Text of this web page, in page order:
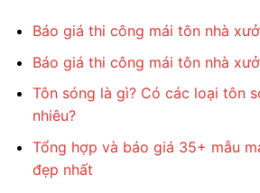
Báo giá thi công mái tôn nhà
Báo giá thi công mái tôn nhà
Tôn sóng là gì? Có các loại tôn
nhiêu?
Tổng hợp và báo giá 35+ mẫu
đẹp nhất